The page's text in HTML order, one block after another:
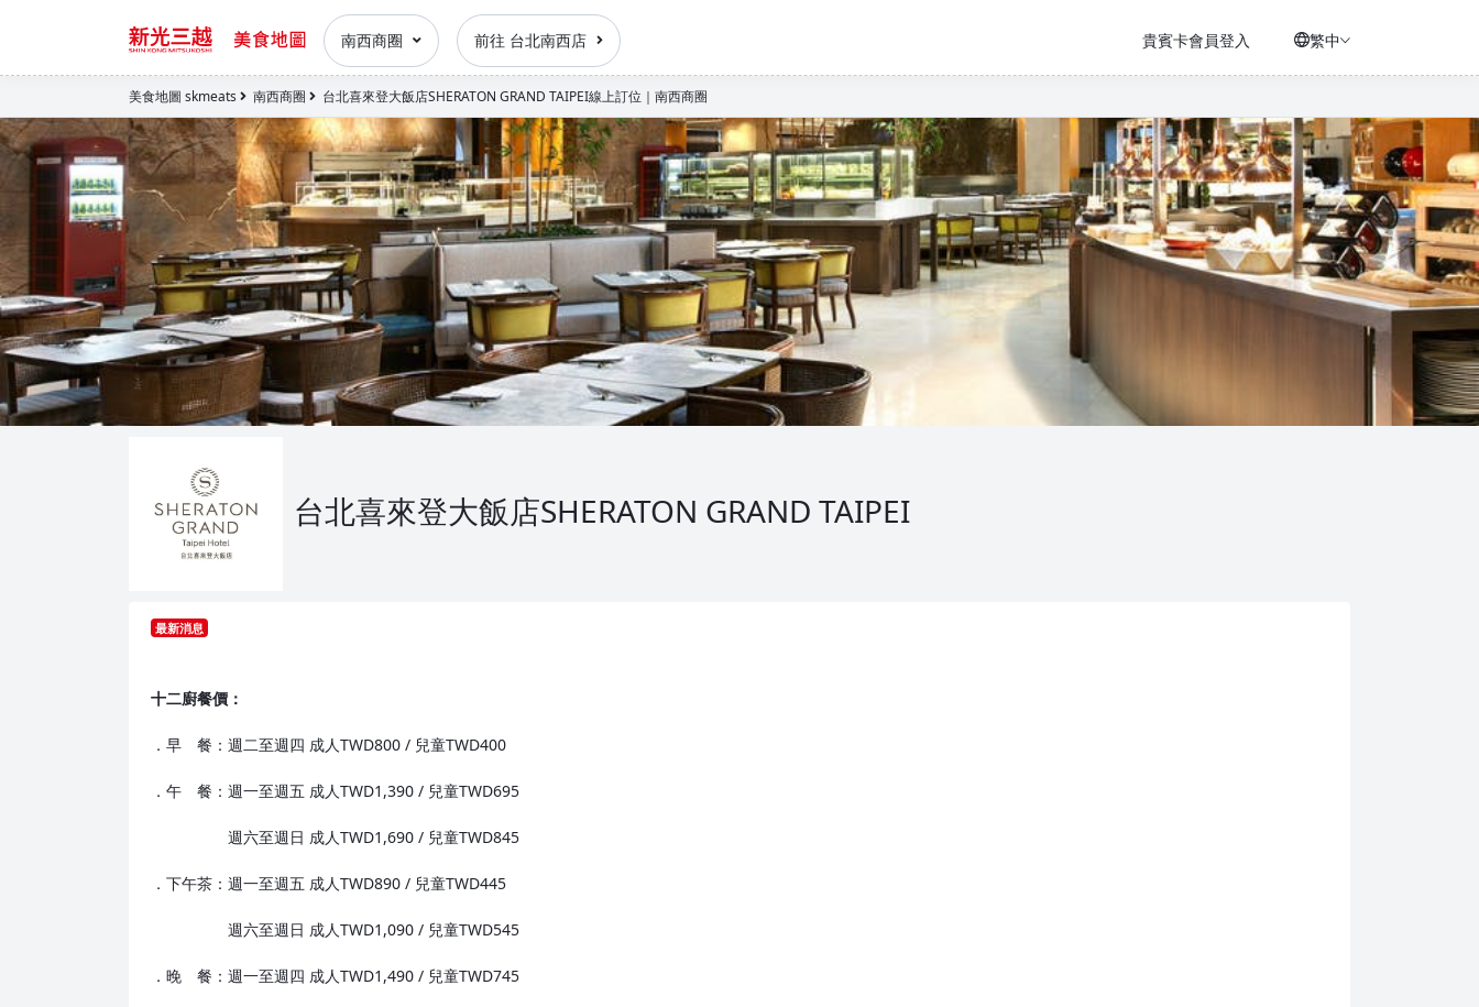
南西商圈 前往 台北南西店 貴賓卡會員登入 繁中
美食地圖 skmeats 南西商圈 台北喜來登大飯店SHERATON GRAND TAIPEI線上訂位｜南西商圈
台北喜來登大飯店SHERATON GRAND TAIPEI
最新消息
十二廚餐價：
．早 餐：週二至週四 成人TWD800 / 兒童TWD400
．午 餐：週一至週五 成人TWD1,390 / 兒童TWD695
週六至週日 成人TWD1,690 / 兒童TWD845
．下午茶：週一至週五 成人TWD890 / 兒童TWD445
週六至週日 成人TWD1,090 / 兒童TWD545
．晚 餐：週一至週四 成人TWD1,490 / 兒童TWD745